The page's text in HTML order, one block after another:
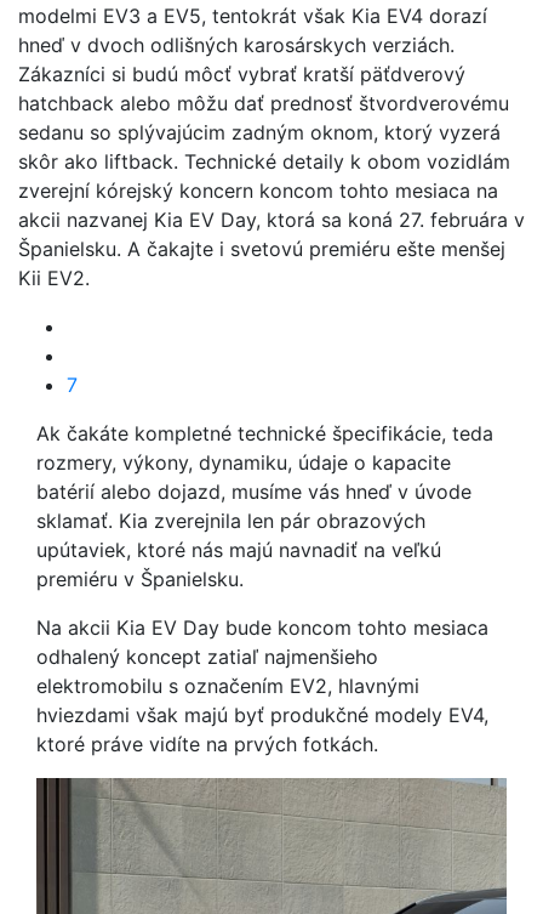
modelmi EV3 a EV5, tentokrát však Kia EV4 dorazí
hneď v dvoch odlišných karosárskych verziách.
Zákazníci si budú môcť vybrať kratší päťdverový
hatchback alebo môžu dať prednosť štvordverovému
sedanu so splývajúcim zadným oknom, ktorý vyzerá
skôr ako liftback. Technické detaily k obom vozidlám
zverejní kórejský koncern koncom tohto mesiaca na
akcii nazvanej Kia EV Day, ktorá sa koná 27. februára v
Španielsku. A čakajte i svetovú premiéru ešte menšej
Kii EV2.
7
Ak čakáte kompletné technické špecifikácie, teda
rozmery, výkony, dynamiku, údaje o kapacite
batérií alebo dojazd, musíme vás hneď v úvode
sklamať. Kia zverejnila len pár obrazových
upútaviek, ktoré nás majú navnadiť na veľkú
premiéru v Španielsku.
Na akcii Kia EV Day bude koncom tohto mesiaca
odhalený koncept zatiaľ najmenšieho
elektromobilu s označením EV2, hlavnými
hviezdami však majú byť produkčné modely EV4,
ktoré práve vidíte na prvých fotkách.